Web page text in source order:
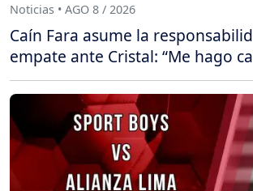
Noticias • AGO 8 / 2026
Caín Fara asume la
empate ante Cristal: “Me hago